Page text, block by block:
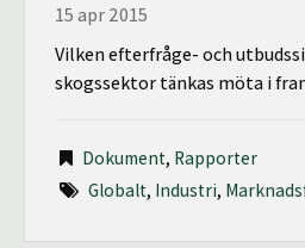
15 apr 2015
Vilken efterfråge- och
skogssektor tänkas möta i
Dokument, Rapporter
Globalt, Industri,